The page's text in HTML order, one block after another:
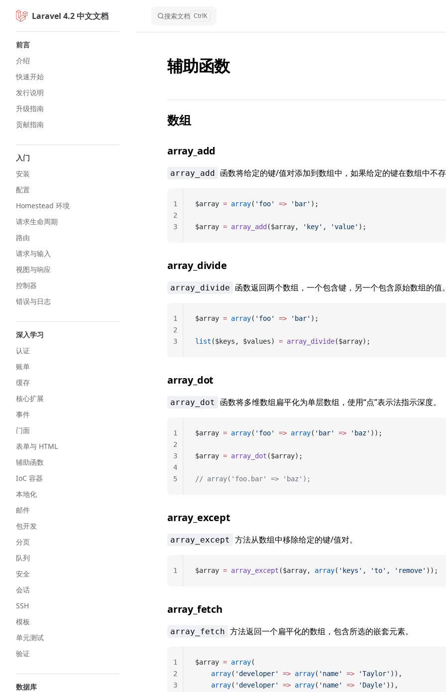
Skip to content
Laravel 4.2 中文文档 搜索文档 CtrlK
前言
介绍
快速开始
发行说明
升级指南
贡献指南
入门
安装
配置
Homestead 环境
请求生命周期
路由
请求与输入
视图与响应
控制器
错误与日志
深入学习
认证
账单
缓存
核心扩展
事件
门面
表单与 HTML
辅助函数
IoC 容器
本地化
邮件
包开发
分页
队列
安全
会话
SSH
模板
单元测试
验证
数据库
辅助函数
数组
array_add
array_add 函数将给定的键/值对添加到数组中，如果给定的键在数组中不
$array = array( 'foo' => 'bar' );
$array = array_add ($array, 'key' , 'value' );
1
2
3
array_divide
array_divide 函数返回两个数组，一个包含键，另一个包含原始数组的值
$array = array( 'foo' => 'bar' );
list ($keys, $values) = array_divide($array);
1
2
3
array_dot
array_dot 函数将多维数组扁平化为单层数组，使用“点”表示法指示深度。
$array = array( 'foo' => array( 'bar' => 'baz' ));
$array = array_dot ($array);
// array('foo.bar' => 'baz');
1
2
3
4
5
array_except
array_except 方法从数组中移除给定的键/值对。
$array = array_except ($array, array( 'keys' , 'to' , 'remove' ));
1
array_fetch
array_fetch 方法返回一个扁平化的数组，包含所选的嵌套元素。
$array = array(
	array
( 'developer' => array( 'name' => 'Taylor' )),
	array
( 'developer' => array( 'name' => 'Dayle' )),
1
2
3